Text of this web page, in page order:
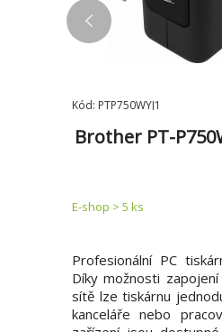
Kód: PTP750WYJ1
Brother PT-
E-shop > 5 ks
Profesionální PC
Díky možnosti
sítě lze tiskárnu
kanceláře nebo